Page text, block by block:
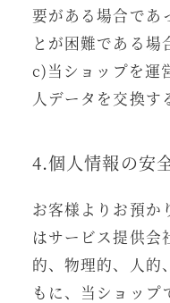
要がある場合であ
とが困難である場
c)当ショップを運
人データを交換す
4.個人情報の安
お客様よりお預か
はサービス提供会
的、物理的、人的
もに、当ショップ